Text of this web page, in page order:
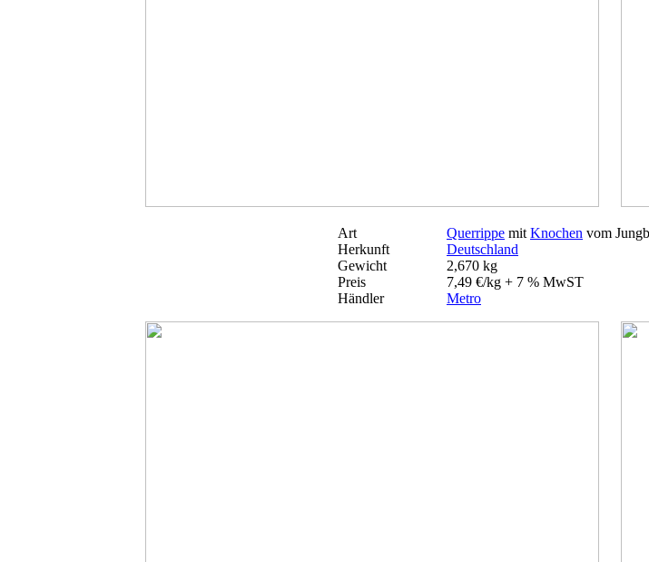
Art Querrippe mit Knochen vom
Herkunft
Deutschland
Gewicht
2,670 kg
Preis
7,49 €/kg + 7 % MwST
Händler
Metro